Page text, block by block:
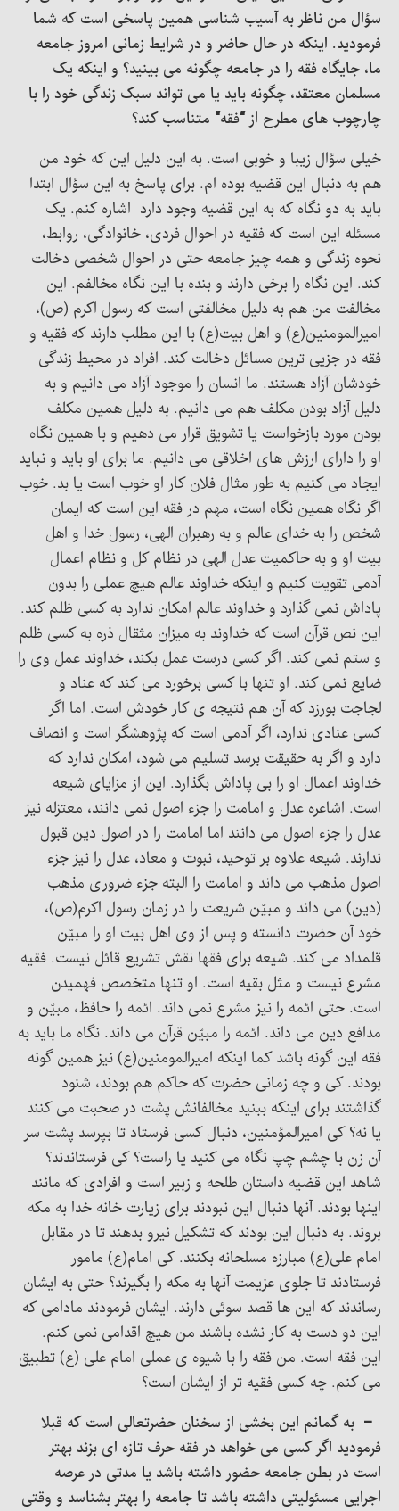
سؤال من ناظر به آسیب شناسی همین پاسخی است که شما
فرمودید. اینکه در حال حاضر و در شرایط زمانی امروز جامعه
ما، جایگاه فقه را در جامعه چگونه می بینید؟ و اینکه یک
مسلمان معتقد، چگونه باید یا می تواند سبک زندگی خود را با
چارچوب های مطرح از “فقه“ متناسب کند؟
خیلی سؤال زیبا و خوبی است. به این دلیل این که خود من
هم به دنبال این قضیه بوده ام. برای پاسخ به این سؤال ابتدا
باید به دو نگاه که به این قضیه وجود دارد اشاره کنم. یک
مسئله این است که فقیه در احوال فردی، خانوادگی، روابط،
نحوه زندگی و همه چیز جامعه حتی در احوال شخصی دخالت
کند. این نگاه را برخی دارند و بنده با این نگاه مخالفم. این
مخالفت من هم به دلیل مخالفتی است که رسول اکرم (ص)،
امیرالمومنین(ع) و اهل بیت(ع) با این مطلب دارند که فقیه و
فقه در جزیی ترین مسائل دخالت کند. افراد در محیط زندگی
خودشان آزاد هستند. ما انسان را موجود آزاد می دانیم و به
دلیل آزاد بودن مکلف هم می دانیم. به دلیل همین مکلف
بودن مورد بازخواست یا تشویق قرار می دهیم و با همین نگاه
او را دارای ارزش های اخلاقی می دانیم. ما برای او باید و نباید
ایجاد می کنیم به طور مثال فلان کار او خوب است یا بد. خوب
اگر نگاه همین نگاه است، مهم در فقه این است که ایمان
شخص را به خدای عالم و به رهبران الهی، رسول خدا و اهل
بیت او و به حاکمیت عدل الهی در نظام کل و نظام اعمال
آدمی تقویت کنیم و اینکه خداوند عالم هیچ عملی را بدون
پاداش نمی گذارد و خداوند عالم امکان ندارد به کسی ظلم کند.
این نص قرآن است که خداوند به میزان مثقال ذره به کسی ظلم
و ستم نمی کند. اگر کسی درست عمل بکند، خداوند عمل وی را
ضایع نمی کند. او تنها با کسی برخورد می کند که عناد و
لجاجت بورزد که آن هم نتیجه ی کار خودش است. اما اگر
کسی عنادی ندارد، اگر آدمی است که پژوهشگر است و انصاف
دارد و اگر به حقیقت برسد تسلیم می شود، امکان ندارد که
خداوند اعمال او را بی پاداش بگذارد. این از مزایای شیعه
است. اشاعره عدل و امامت را جزء اصول نمی دانند، معتزله نیز
عدل را جزء اصول می دانند اما امامت را در اصول دین قبول
ندارند. شیعه علاوه بر توحید، نبوت و معاد، عدل را نیز جزء
اصول مذهب می داند و امامت را البته جزء ضروری مذهب
(دین) می داند و مبیّن شریعت را در زمان رسول اکرم(ص)،
خود آن حضرت دانسته و پس از وی اهل بیت او را مبیّن
قلمداد می کند. شیعه برای فقها نقش تشریع قائل نیست. فقیه
مشرع نیست و مثل بقیه است. او تنها متخصص فهمیدن
است. حتی ائمه را نیز مشرع نمی داند. ائمه را حافظ، مبیّن و
مدافع دین می داند. ائمه را مبیّن قرآن می داند. نگاه ما باید به
فقه این گونه باشد کما اینکه امیرالمومنین(ع) نیز همین گونه
بودند. کی و چه زمانی حضرت که حاکم هم بودند، شنود
گذاشتند برای اینکه ببنید مخالفانش پشت در صحبت می کنند
یا نه؟ کی امیرالمؤمنین، دنبال کسی فرستاد تا بپرسد پشت سر
آن زن با چشم چپ نگاه می کنید یا راست؟ کی فرستاندند؟
شاهد این قضیه داستان طلحه و زبیر است و افرادی که مانند
اینها بودند. آنها دنبال این نبودند برای زیارت خانه خدا به مکه
بروند. به دنبال این بودند که تشکیل نیرو بدهند تا در مقابل
امام علی(ع) مبارزه مسلحانه بکنند. کی امام(ع) مامور
فرستادند تا جلوی عزیمت آنها به مکه را بگیرند؟ حتی به ایشان
رساندند که این ها قصد سوئی دارند. ایشان فرمودند مادامی که
این دو دست به کار نشده باشند من هیچ اقدامی نمی کنم.
این فقه است. من فقه را با شیوه ی عملی امام علی (ع) تطبیق
می کنم. چه کسی فقیه تر از ایشان است؟
– به گمانم این بخشی از سخنان حضرتعالی است که قبلا
فرمودید اگر کسی می خواهد در فقه حرف تازه ای بزند بهتر
است در بطن جامعه حضور داشته باشد یا مدتی در عرصه
اجرایی مسئولیتی داشته باشد تا جامعه را بهتر بشناسد و وقتی